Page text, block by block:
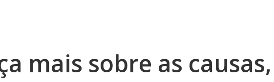
mais sobre as